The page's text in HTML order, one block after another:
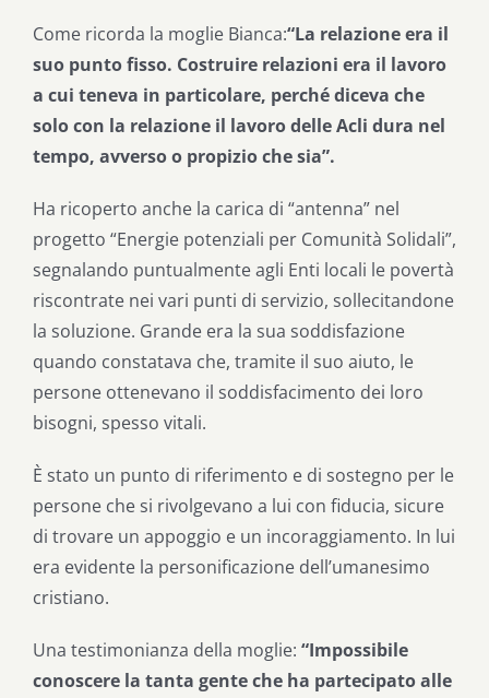
Come ricorda la moglie Bianca:“La relazione era il
suo punto fisso. Costruire relazioni era il lavoro
a cui teneva in particolare, perché diceva che
solo con la relazione il lavoro delle Acli dura nel
tempo, avverso o propizio che sia”.
Ha ricoperto anche la carica di “antenna” nel
progetto “Energie potenziali per Comunità Solidali”,
segnalando puntualmente agli Enti locali le povertà
riscontrate nei vari punti di servizio, sollecitandone
la soluzione. Grande era la sua soddisfazione
quando constatava che, tramite il suo aiuto, le
persone ottenevano il soddisfacimento dei loro
bisogni, spesso vitali.
È stato un punto di riferimento e di sostegno per le
persone che si rivolgevano a lui con fiducia, sicure
di trovare un appoggio e un incoraggiamento. In lui
era evidente la personificazione dell’umanesimo
cristiano.
Una testimonianza della moglie: “Impossibile
conoscere la tanta gente che ha partecipato alle